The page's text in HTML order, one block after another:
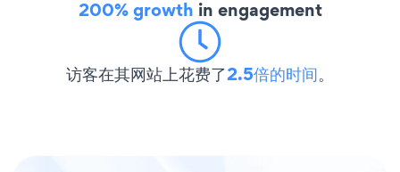
200% growth in engagement
访客在其网站上花费了2.5倍的时间。